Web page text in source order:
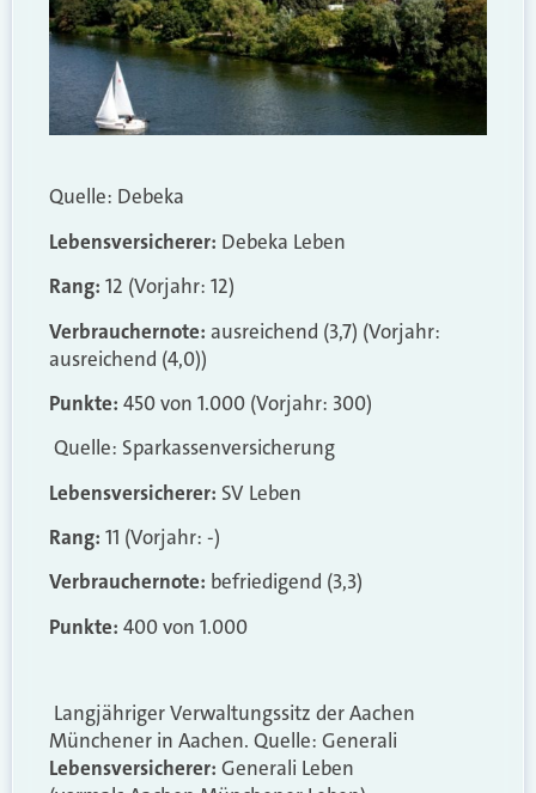
Quelle: Debeka
Lebensversicherer: Debeka Leben
Rang: 12 (Vorjahr: 12)
Verbrauchernote: ausreichend (3,7) (Vorjahr:
ausreichend (4,0))
Punkte: 450 von 1.000 (Vorjahr: 300)
Quelle: Sparkassenversicherung
Lebensversicherer: SV Leben
Rang: 11 (Vorjahr: -)
Verbrauchernote: befriedigend (3,3)
Punkte: 400 von 1.000
Langjähriger Verwaltungssitz der Aachen
Münchener in Aachen. Quelle: Generali
Lebensversicherer: Generali Leben